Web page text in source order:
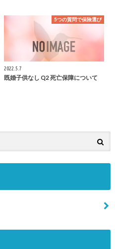
5つの質問で保険選び
2022.5.7
既婚子供なし Q2 死亡保障について